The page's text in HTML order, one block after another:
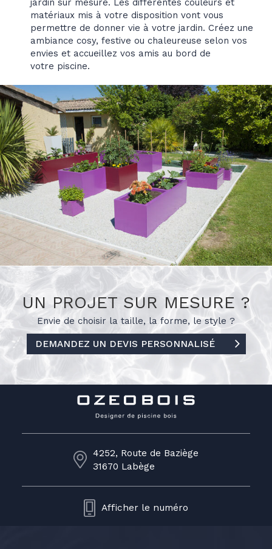
jardin sur mesure. Les différentes couleurs et
matériaux mis à votre disposition vont vous
permettre de donner vie à votre jardin. Créez une
ambiance cosy, festive ou chaleureuse selon vos
envies et accueillez vos amis au bord de
votre piscine.
UN PROJET SUR MESURE ?
Envie de choisir la taille, la forme, lestyle ?
DEMANDEZ UN DEVIS PERSONNALISÉ
4252, Route de Baziège
31670 Labège
Afficher le numéro